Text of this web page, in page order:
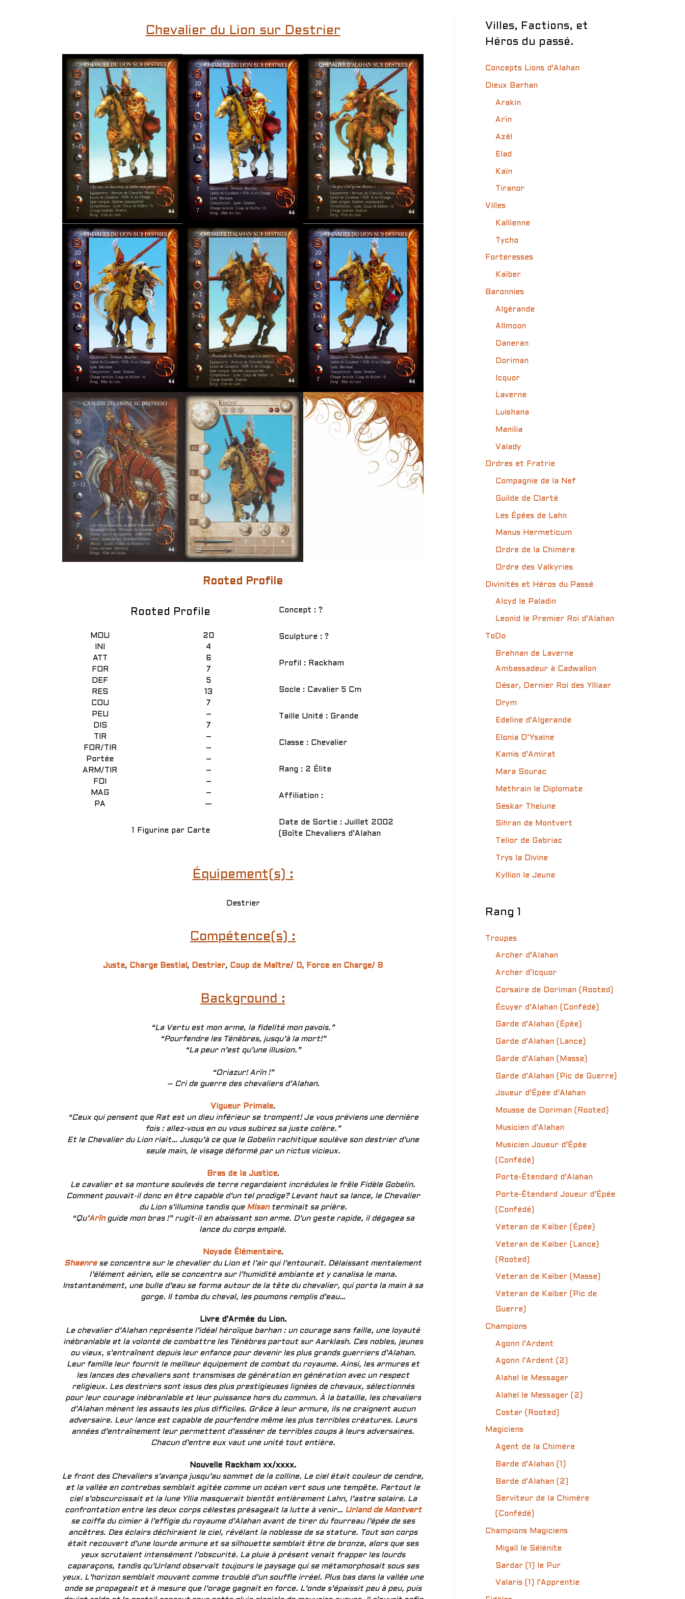
Chevalier du Lion sur Destrier
Rooted Profile
Rooted Profile
MOU
INI
ATT
FOR
DEF
RES
COU
PEU
DIS
TIR
FOR/TIR
Portée
ARM/TIR
FOI
MAG
PA
20
4
6
7
5
13
7
–
7
–
–
–
–
–
–
—
1 Figurine par Carte
Concept : ?
Sculpture : ?
Profil : Rackham
Socle : Cavalier 5 Cm
Taille Unité : Grande
Classe : Chevalier
Rang : 2 Élite
Affiliation :
Date de Sortie : Juillet 2002
(Boîte Chevaliers d’Alahan
Équipement(s) :
Destrier
Compétence(s) :
Juste, Charge Bestial , Destrier, Coup de Maître/ 0, Force en Charge/ 8
Background :
“La Vertu est mon arme, la fidelité mon pavois.”
“Pourfendre les Ténèbres, jusqu’à la mort!”
“La peur n’est qu’une illusion.”
“Oriazur! Arïn !”
– Cri de guerre des chevaliers d’Alahan.
Vigueur Primale.
“Ceux qui pensent que Rat est un dieu inférieur se trompent! Je vous préviens une dernière
fois : allez-vous en ou vous subirez sa juste colère.”
Et le Chevalier du Lion riait… Jusqu’à ce que le Gobelin rachitique soulève son destrier d’une
seule main, le visage déformé par un rictus vicieux.
Bras de la Justice.
Le cavalier et sa monture soulevés de terre regardaient incrédules le frêle Fidèle Gobelin.
Comment pouvait-il donc en être capable d’un tel prodige? Levant haut sa lance, le Chevalier
du Lion s’illumina tandis que Misanterminait sa prière.
“Qu’Arïnguide mon bras !” rugit-il en abaissant son arme. D’un geste rapide, il dégagea sa
lance du corps empalé.
Noyade Élémentaire.
Shaenrese concentra sur le chevalier du Lion et l’air qui l’entourait. Délaissant mentalement
l’élément aérien, elle se concentra sur l’humidité ambiante et y canalisa le mana.
Instantanément, une bulle d’eau se forma autour de la tête du chevalier, qui porta la main à sa
gorge. Il tomba du cheval, les poumons remplis d’eau…
Livre d’Armée du Lion.
Le chevalier d’Alahan représente l’idéal héroïque barhan : un courage sans faille, une loyauté
inébranlable et la volonté de combattre les Ténèbres partout sur Aarklash. Ces nobles, jeunes
ou vieux, s’entraînent depuis leur enfance pour devenir les plus grands guerriers d’Alahan.
Leur famille leur fournit le meilleur équipement de combat du royaume. Ainsi, les armures et
les lances des chevaliers sont transmises de génération en génération avec un respect
religieux. Les destriers sont issus des plus prestigieuses lignées de chevaux, sélectionnés
pour leur courage inébranlable et leur puissance hors du commun. À la bataille, les chevaliers
d’Alahan mènent les assauts les plus difficiles. Grâce à leur armure, ils ne craignent aucun
adversaire. Leur lance est capable de pourfendre même les plus terribles créatures. Leurs
années d’entraînement leur permettent d’asséner de terribles coups à leurs adversaires.
Chacun d’entre eux vaut une unité tout entière.
Nouvelle Rackham xx/xxxx.
Le front des Chevaliers s’avança jusqu’au sommet de la colline. Le ciel était couleur de cendre,
et la vallée en contrebas semblait agitée comme un océan vert sous une tempête. Partout le
ciel s’obscurcissait et la lune Yllia masquerait bientôt entièrement Lahn, l’astre solaire. La
confrontation entre les deux corps célestes présageait la lutte à venir… Urland de Montvert
se coiffa du cimier à l’effigie du royaume d’Alahan avant de tirer du fourreau l’épée de ses
ancêtres. Des éclairs déchiraient le ciel, révélant la noblesse de sa stature. Tout son corps
était recouvert d’une lourde armure et sa silhouette semblait être de bronze, alors que ses
yeux scrutaient intensément l’obscurité. La pluie à présent venait frapper les lourds
caparaçons, tandis qu’Urland observait toujours le paysage qui se métamorphosait sous ses
yeux. L’horizon semblait mouvant comme troublé d’un souffle irréel. Plus bas dans la vallée une
onde se propageait et à mesure que l’orage gagnait en force. L’onde s’épaissit peu à peu, puis
Villes, Factions, et
Héros du passé.
Concepts Lions d’Alahan
Dieux Barhan
Arakin
Arïn
Azël
Elad
Kaïn
Tiranor
Villes
Kallienne
Tycho
Forteresses
Kaïber
Baronnies
Algérande
Allmoon
Daneran
Doriman
Icquor
Laverne
Luishana
Manilia
Valady
Ordres et Fratrie
Compagnie de la Nef
Guilde de Clarté
Les Épées de Lahn
Manus Hermeticum
Ordre de la Chimère
Ordre des Valkyries
Divinités et Héros du Passé
Alcyd le Paladin
Leonid le Premier Roi d’Alahan
ToDo
Brehnan de Laverne
Ambassadeur à Cadwallon
Désar, Dernier Roi des Ylliaar
Drym
Edeline d’Algerande
Elonia D’Ysaïne
Kamis d’Amirat
Mara Sourac
Methrain le Diplomate
Seskar Thelune
Sihran de Montvert
Telior de Gabriac
Trys la Divine
Kyllion le Jeune
Rang 1
Troupes
Archer d’Alahan
Archer d’Icquor
Corsaire de Doriman (Rooted)
Écuyer d’Alahan (Confédé)
Garde d’Alahan (Épée)
Garde d’Alahan (Lance)
Garde d’Alahan (Masse)
Garde d’Alahan (Pic de Guerre)
Joueur d’Épée d’Alahan
Mousse de Doriman (Rooted)
Musicien d’Alahan
Musicien Joueur d’Épée
(Confédé)
Porte-Étendard d’Alahan
Porte-Étendard Joueur d’Épée
(Confédé)
Veteran de Kaïber (Épée)
Veteran de Kaïber (Lance)
(Rooted)
Veteran de Kaïber (Masse)
Veteran de Kaïber (Pic de
Guerre)
Champions
Agonn l’Ardent
Agonn l’Ardent (2)
Alahel le Messager
Alahel le Messager (2)
Costar (Rooted)
Magiciens
Agent de la Chimère
Barde d’Alahan (1)
Barde d’Alahan (2)
Serviteur de la Chimère
(Confédé)
Champions Magiciens
Migaïl le Sélénite
Sardar (1) le Pur
Valaris (1) l’Apprentie